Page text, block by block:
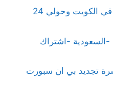
بنشر وكهرباء سيارات متنقل في الكويت وحولي 24
بي ان سبورت - bein sport -السعودية -اشتراك
تجديد بي ان سبورت